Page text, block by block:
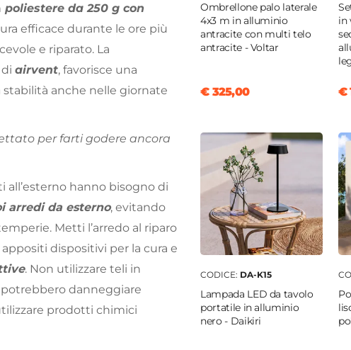
poliestere da 250 g con
efficace durante le ore più
e riparato. La
airvent, favorisce una
stabilità anche nelle giornate
per farti godere ancora
hanno bisogno di
arredi da esterno, evitando
Metti l’arredo al riparo
dispositivi per la cura e
. Non utilizzare teli in
danneggiare
prodotti chimici
Ombrellone palo laterale
4x3 m in alluminio
antracite con multi telo
antracite - Voltar
€ 325,00
in
€
CODICE: DA-K15
Lampada LED da tavolo
portatile in alluminio
nero - Daikiri